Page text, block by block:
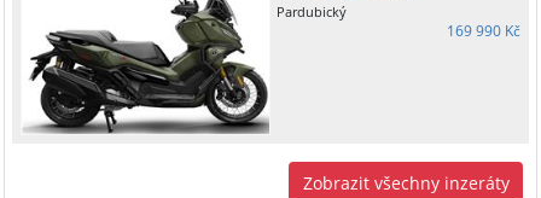
Pardubický
169 990 Kč
Zobrazit všechny inzeráty